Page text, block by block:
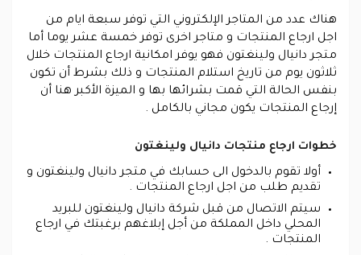
هناك عدد من المتاجر الإلكتروني التي توفر سبعة ايام من
اجل ارجاع المنتجات و متاجر اخرى توفر خمسة عشر يوما أما
متجر دانيال ولينغتون فهو يوفر امكانية ارجاع المنتجات خلال
ثلاثون يوم من تاريخ استلام المنتجات و ذلك بشرط أن تكون
بنفس الحالة التي قمت بشرائها بها و الميزة الأكبر هنا أن
إرجاع المنتجات يكون مجاني بالكامل .
خطوات ارجاع منتجات دانيال ولينغتون
أولا تقوم بالدخول الى حسابك في متجر دانيال ولينغتون و
تقديم طلب من اجل ارجاع المنتجات .
سيتم الاتصال من قبل شركة دانيال ولينغتون للبريد
المحلي داخل المملكة من أجل إبلاغهم برغبتك في ارجاع
المنتجات .